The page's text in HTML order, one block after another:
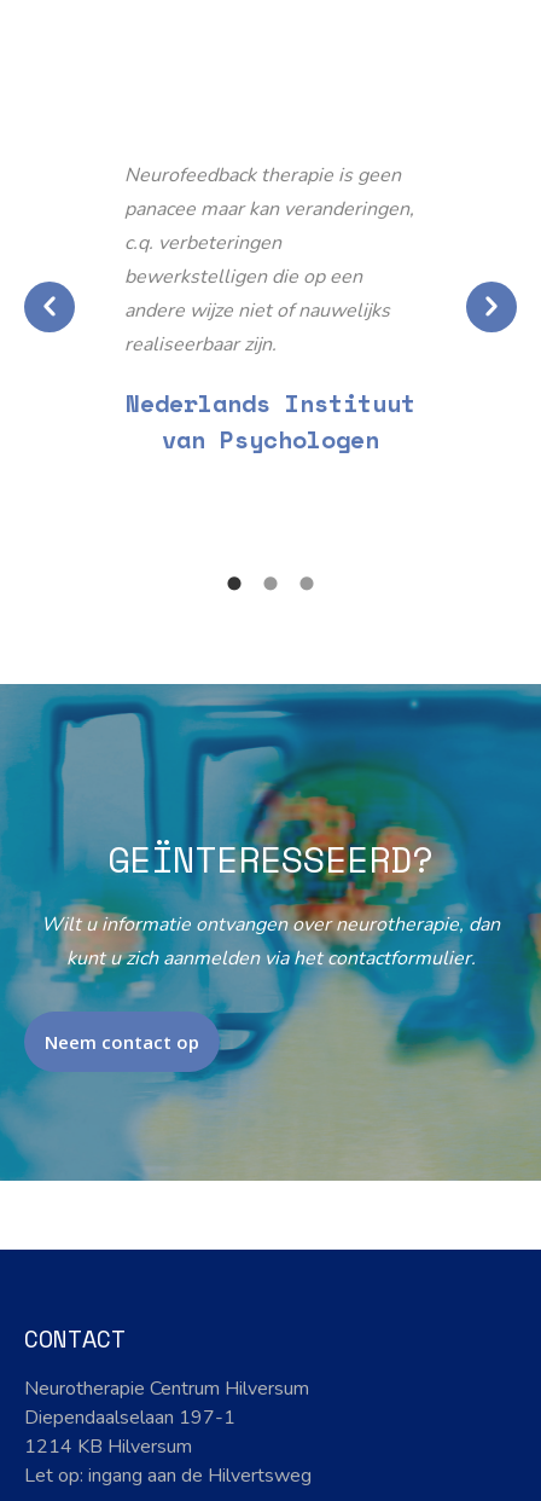
Neurofeedback therapie is geen
panacee maar kan veranderingen,
c.q. verbeteringen
bewerkstelligen die op een
andere wijze niet of nauwelijks
realiseerbaar zijn.
Nederlands Instituut
van Psychologen
GEÏNTERESSEERD?
Wilt u informatie ontvangen over neurotherapie, dan
kunt u zich aanmelden via het contactformulier.
Neem contact op
CONTACT
Neurotherapie Centrum Hilversum
Diependaalselaan 197-1
1214 KB Hilversum
Let op: ingang aan de Hilvertsweg